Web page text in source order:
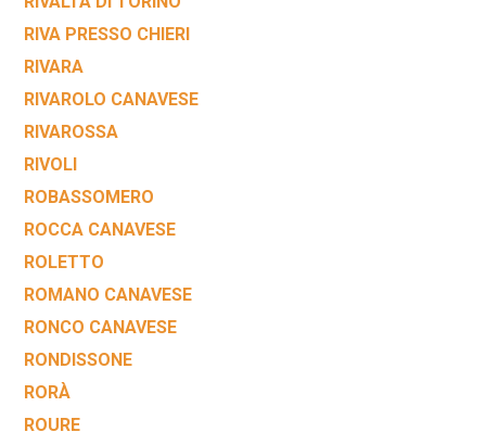
RIVA PRESSO CHIERI
RIVARA
RIVAROLO CANAVESE
RIVAROSSA
RIVOLI
ROBASSOMERO
ROCCA CANAVESE
ROLETTO
ROMANO CANAVESE
RONCO CANAVESE
RONDISSONE
RORÀ
ROURE